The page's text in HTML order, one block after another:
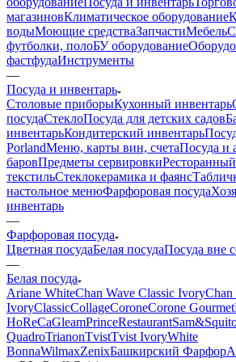
магазиновКлиматическое оборудование
водыМоющие средстваЗапчастиМебель
футболки, полоБУ оборудование
фастфудаИнструменты
—
Посуда и инвентарь
Столовые приборыКухонный инвентарь
посудаСтеклоПосуда для детских садов
инвентарьКондитерский инвентарь
PorlandМеню, карты вин, счетаПосуда и
баровПредметы сервировкиРесторанный
текстильСтеклокерамика и фаянс
настольное менюФарфоровая посуда
инвентарь
—
Фарфоровая посуда
Цветная посудаБелая посудаПосуда вне
—
Белая посуда
Ariane WhiteChan Wave Classic IvoryChan
IvoryClassicCollageCoroneCorone Gourmet
HoReCaGleamPrinceRestaurant
QuadroTrianonTvistTvist IvoryWhite
BonnaWilmaxZenixБашкирский Фарфор